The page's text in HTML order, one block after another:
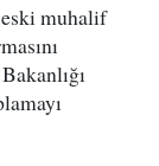
muhalif